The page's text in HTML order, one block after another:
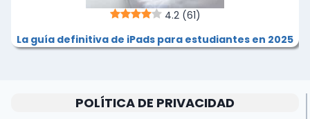
4.2 (61)
La guía definitiva de iPads para estudiantes en 2025
POLÍTICA DE PRIVACIDAD